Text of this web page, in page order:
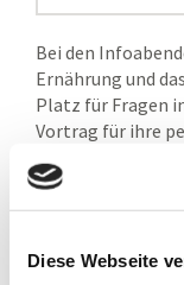
Diese Webseite
Bei den
Ernährung und
Platz für Fragen
Vortrag für ihre
Bitte kurz per Mail
Telefon 089-